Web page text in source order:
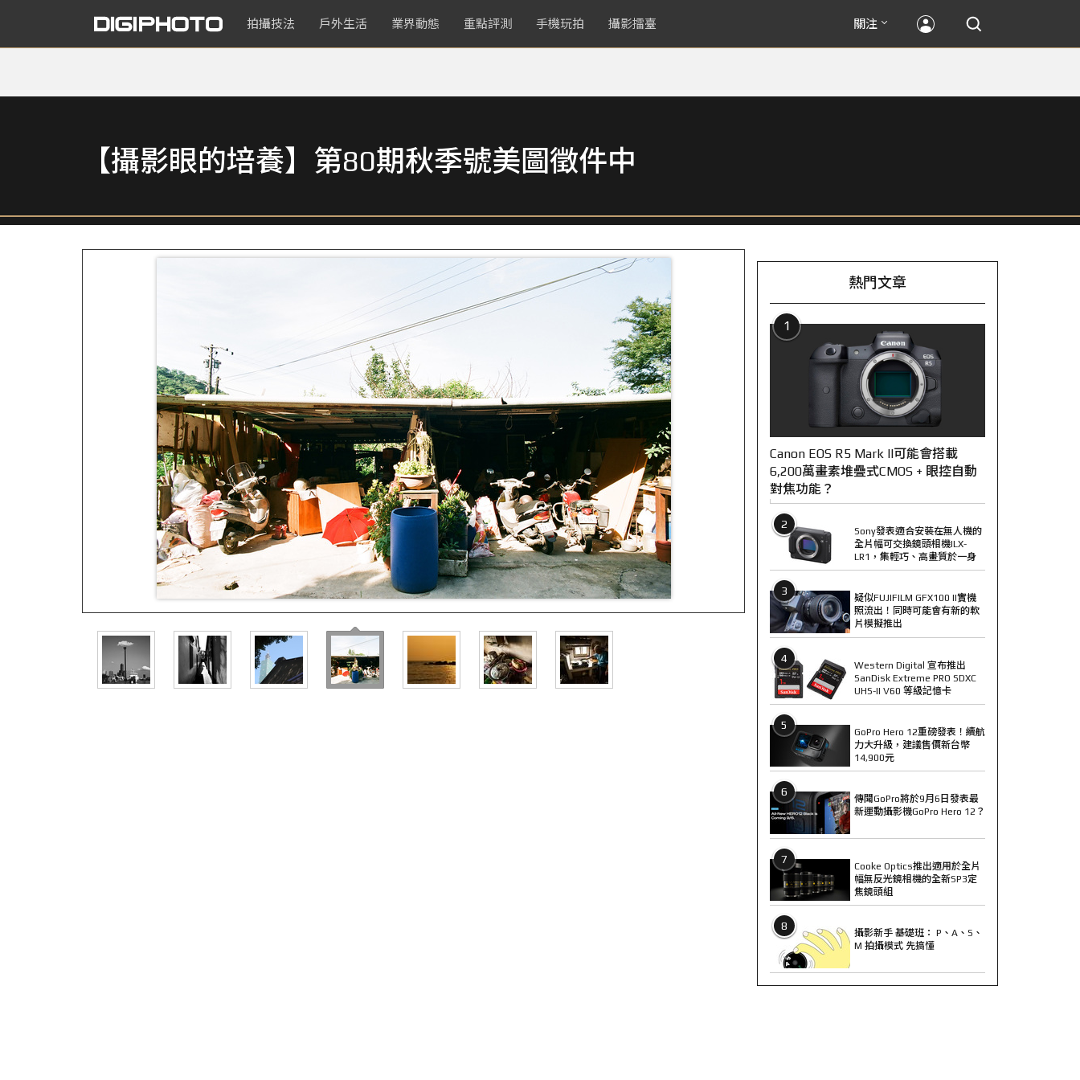
拍攝技法 戶外生活 業界動態 重點評測 手機玩拍 攝影擂臺 關注
【攝影眼的培養】第80期秋季號美圖徵件中
熱門文章
1
Canon EOS R5 Mark II可能會搭載
6,200萬畫素堆疊式CMOS + 眼控自動
對焦功能？
2
Sony發表適合安裝在無人機的
全片幅可交換鏡頭相機ILX-
LR1，集輕巧、高畫質於一身
3
疑似FUJIFILM GFX100 II實機
照流出！同時可能會有新的軟
片模擬推出
4
Western Digital 宣布推出
SanDisk Extreme PRO SDXC
UHS-II V60 等級記憶卡
5
GoPro Hero 12重磅發表！續航
力大升級，建議售價新台幣
14,900元
6
傳聞GoPro將於9月6日發表最
新運動攝影機GoPro Hero 12？
7
Cooke Optics推出適用於全片
幅無反光鏡相機的全新SP3定
焦鏡頭組
8
攝影新手 基礎班： P、A、S、
M 拍攝模式 先搞懂